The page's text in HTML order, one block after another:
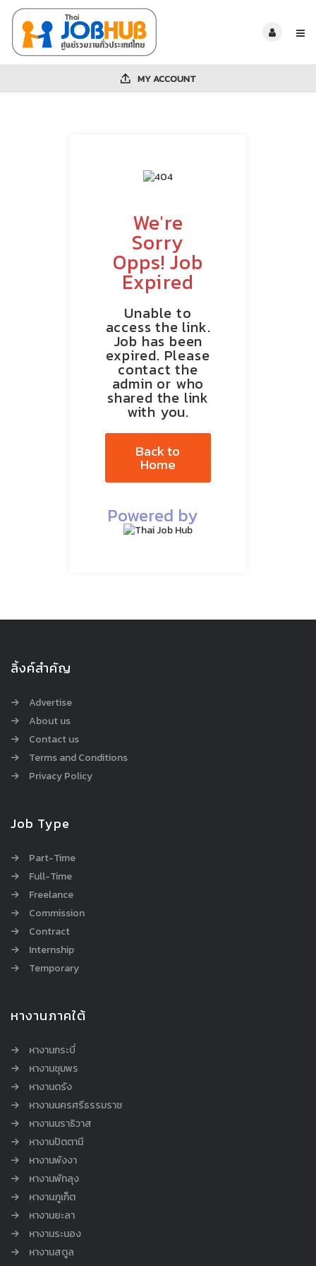
MY ACCOUNT
We're
Sorry
Opps! Job
Expired
Unable to
access the link.
Job has been
expired. Please
contact the
admin or who
shared the link
with you.
Back to
Home
Powered by
ลิ้งค์สำคัญ
Advertise
About us
Contact us
Terms and Conditions
Privacy Policy
Job Type
Part-Time
Full-Time
Freelance
Commission
Contract
Internship
Temporary
หางานภาคใต้
หางานกระบี่
หางานชุมพร
หางานตรัง
หางานนครศรีธรรมราช
หางานนราธิวาส
หางานปัตตานี
หางานพังงา
หางานพัทลุง
หางานภูเก็ต
หางานยะลา
หางานระนอง
หางานสตูล